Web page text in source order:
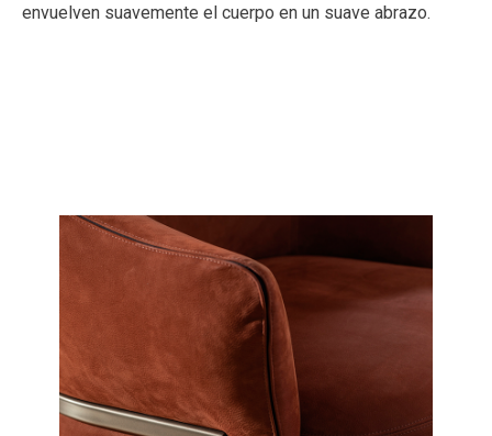
envuelven suavemente el cuerpo en un suave abrazo.